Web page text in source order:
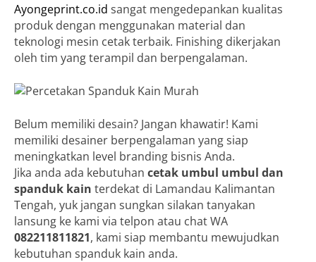
Ayongeprint.co.id sangat mengedepankan kualitas
produk dengan menggunakan material dan
teknologi mesin cetak terbaik. Finishing dikerjakan
oleh tim yang terampil dan berpengalaman.
Belum memiliki desain? Jangan khawatir! Kami
memiliki desainer berpengalaman yang siap
meningkatkan level branding bisnis Anda.
Jika anda ada kebutuhan cetak umbul umbul dan
spanduk kain terdekat di Lamandau Kalimantan
Tengah, yuk jangan sungkan silakan tanyakan
lansung ke kami via telpon atau chat WA
082211811821, kami siap membantu mewujudkan
kebutuhan spanduk kain anda.